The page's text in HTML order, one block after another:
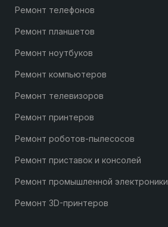
Ремонт телефонов
Ремонт планшетов
Ремонт ноутбуков
Ремонт компьютеров
Ремонт телевизоров
Ремонт принтеров
Ремонт роботов-пылесосов
Ремонт приставок и консолей
Ремонт промышленной электроники
Ремонт 3D-принтеров